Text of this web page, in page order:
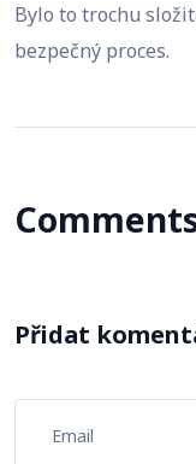
Bylo to trochu
bezpečný proces.
Přidat